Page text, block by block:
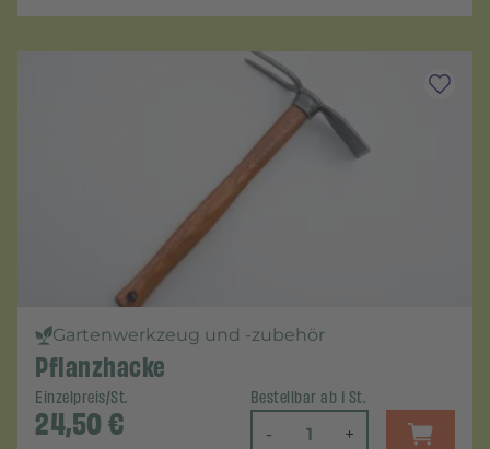
Gartenwerkzeug und -zubehör
Pflanzhacke
Einzelpreis/St.
24,50€
Bestellbar ab 1 St.
- +